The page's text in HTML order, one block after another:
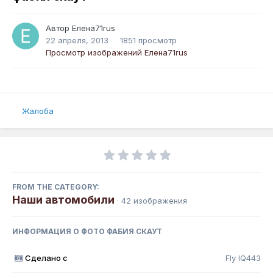
Автор Елена71rus
22 апреля, 2013
1851 просмотр
Просмотр изображений Елена71rus
Жалоба
FROM THE CATEGORY:
Наши автомобили · 42 изображения
ИНФОРМАЦИЯ О ФОТО ФАБИЯ СКАУТ
Сделано с Fly IQ443